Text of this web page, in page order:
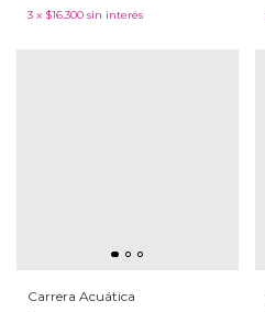
3 x $16.300 sin interés
Carrera Acuática